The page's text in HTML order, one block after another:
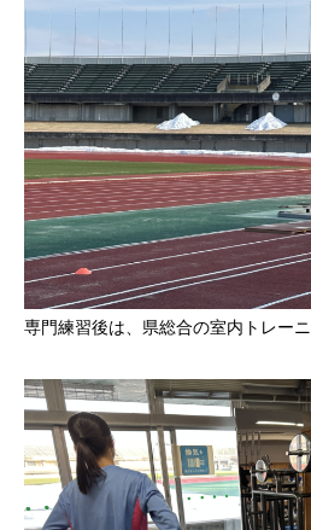
専門練習後は、県総合の室内トレー